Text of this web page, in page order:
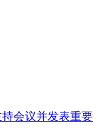
会议并发表重要